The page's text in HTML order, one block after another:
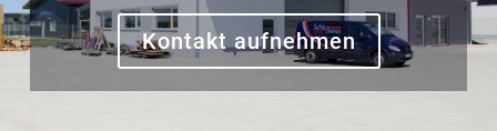
Kontakt aufnehmen